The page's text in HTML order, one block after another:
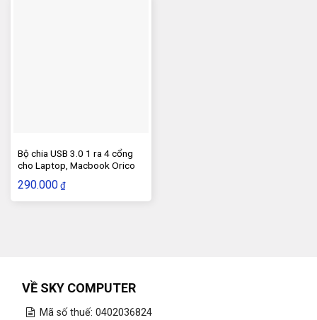
Bộ chia USB 3.0 1 ra 4 cổng
cho Laptop, Macbook Orico
có công tắc
290.000 ₫
VỀ SKY COMPUTER
Mã số thuế: 0402036824